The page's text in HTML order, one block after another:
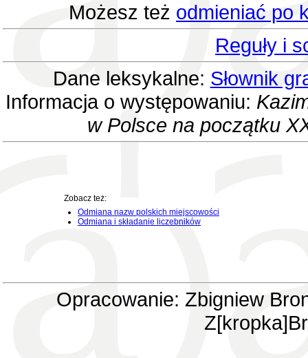
Możesz też odmieniać po
Reguły i
Dane leksykalne: Słownik
Informacja o występowaniu:
w Polsce na początku
Zobacz też:
Odmiana nazw polskich miejscowości
Odmiana i składanie liczebników
Opracowanie: Zbigniew